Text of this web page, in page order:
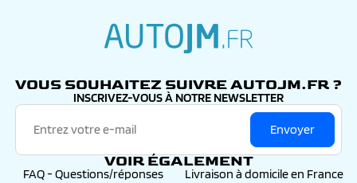
VOUS SOUHAITEZ SUIVRE AUTOJM.FR ?
INSCRIVEZ-VOUS À NOTRE NEWSLETTER
Envoyer
VOIR ÉGALEMENT
FAQ - Questions/réponses
Livraison à domicile en France